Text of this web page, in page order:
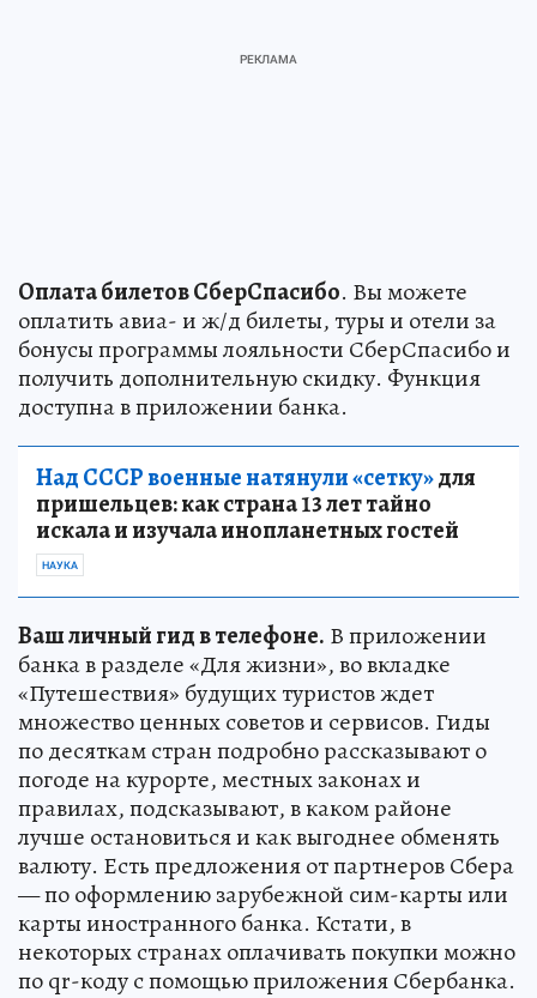
Оплата билетов СберСпасибо. Вы можете
оплатить авиа- и ж/д билеты, туры и отели за
бонусы программы лояльности СберСпасибо и
получить дополнительную скидку. Функция
доступна в приложении банка.
Над СССР военные натянули «сетку»для
пришельцев: как страна 13 лет тайно
искала и изучала инопланетных гостей
НАУКА
Ваш личный гид в телефоне. В приложении
банка в разделе «Для жизни», во вкладке
«Путешествия» будущих туристов ждет
множество ценных советов и сервисов. Гиды
по десяткам стран подробно рассказывают о
погоде на курорте, местных законах и
правилах, подсказывают, в каком районе
лучше остановиться и как выгоднее обменять
валюту. Есть предложения от партнеров Сбера
— по оформлению зарубежной сим-карты или
карты иностранного банка. Кстати, в
некоторых странах оплачивать покупки можно
по qr-коду с помощью приложения Сбербанка.